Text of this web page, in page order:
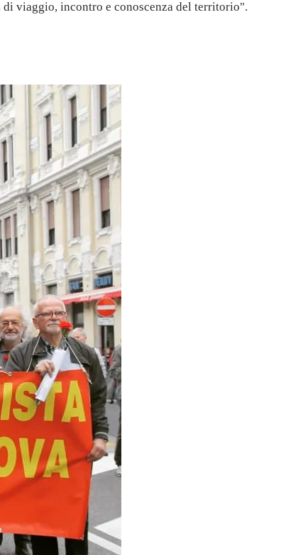
viaggio, incontro e conoscenza del territorio".